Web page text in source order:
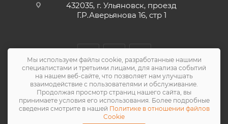
432035, г. Ульяновск, проезд
Г.Р.Аверьянова 16, стр 1
2026 © Мастера Вкуса
Мы используем файлы cookie, разработанные нашими
специалистами и третьими лицами, для анализа событий
на нашем веб-сайте, что позволяет нам улучшать
взаимодействие с пользователями и обслуживание.
Продолжая просмотр страниц нашего сайта, вы
принимаете условия его использования. Более подробные
сведения смотрите в нашей Политике в отношении файлов
Cookie